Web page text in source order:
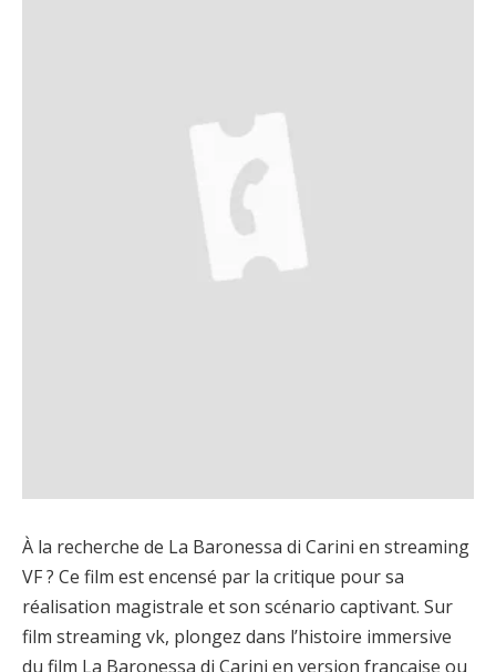
À la recherche de La Baronessa di Carini en streaming
VF ? Ce film est encensé par la critique pour sa
réalisation magistrale et son scénario captivant. Sur
film streaming vk, plongez dans l’histoire immersive
du film La Baronessa di Carini en version française ou